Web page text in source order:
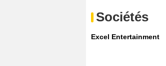
Sociétés
Excel Entertainment